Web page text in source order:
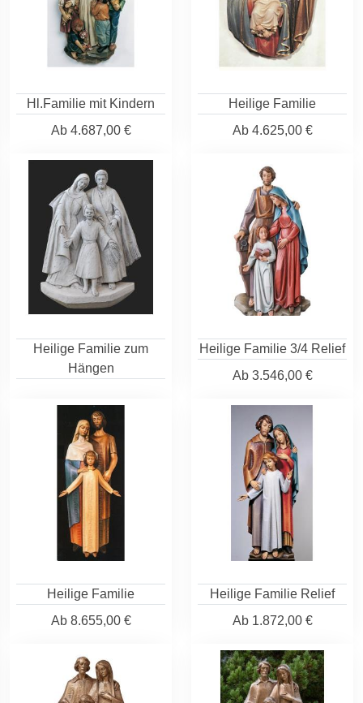
Hl.Familie mit Kindern
Ab4.687,00 €
Heilige Familie
Ab4.625,00 €
Heilige Familie zum
Hängen
Heilige Familie 3/4 Relief
Ab3.546,00 €
Heilige Familie
Ab8.655,00 €
Heilige Familie Relief
Ab1.872,00 €